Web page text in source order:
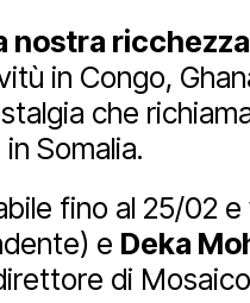
Youtube
nostra ricchezza
in Congo,
che
Somalia.
fino al 25/02
e Deka
di